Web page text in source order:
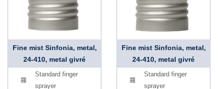
Fine mist Sinfonia, metal,
24-410, metal givré
Standard finger
sprayer
Fine mist Sinfonia, metal,
24-410, metal givré
Standard finger
sprayer